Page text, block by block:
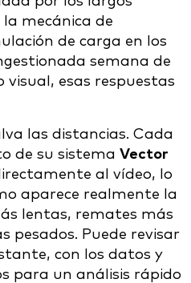
la mecánica de
de carga en los
semana de
visual, esas respuestas
las distancias. Cada
de su sistema Vector
al vídeo, lo
aparece realmente la
lentas, remates más
pesados. Puede revisar
con los datos y
para un análisis rápido